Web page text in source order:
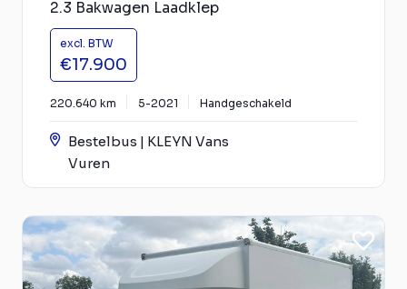
2.3 Bakwagen Laadklep
excl. BTW
€17.900
220.640 km 5-2021 Handgeschakeld
Bestelbus | KLEYN Vans
Vuren